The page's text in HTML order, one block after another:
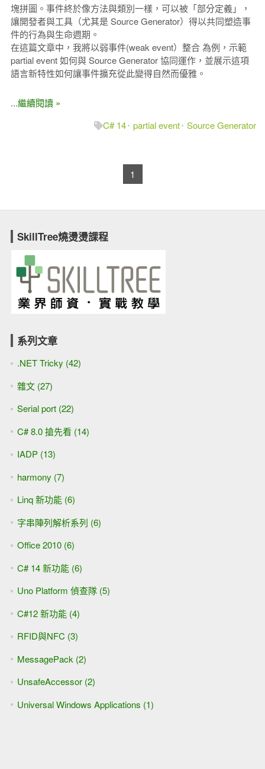
塊拼圖。事件終於像方法與類別一樣，可以被「部分定義」，
讓開發者與工具（尤其是 Source Generator）得以共同塑造事
件的行為與生命週期。
在這篇文章中，我將以弱事件(weak event）整合 為例，示範
partial event 如何與 Source Generator 協同運作，並展示這項
語言新特性如何讓事件擴充從此變得自然而優雅。
...繼續閱讀 »
C# 14 partial event Source Generator
1
SkillTree燒燙燙課程
系列文章
.NET Tricky (42)
雜文 (27)
Serial port (22)
C# 8.0 搶先看 (14)
IADP (13)
harmony (7)
Linq 新功能 (6)
字串陣列解析系列 (6)
Office 2010 (6)
C# 14 新功能 (6)
Uno Platform 偵查隊 (5)
C#12 新功能 (4)
RFID與NFC (3)
MessagePack (2)
UnsafeAccessor (2)
Universal Windows Applications (1)